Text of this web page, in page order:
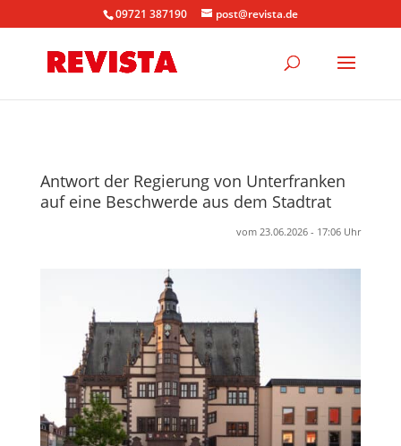
09721 387190 post@revista.de
Antwort der Regierung von Unterfranken
auf eine Beschwerde aus dem Stadtrat
vom 23.06.2026 - 17:06 Uhr